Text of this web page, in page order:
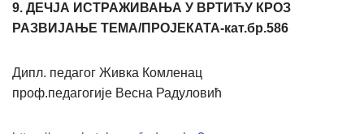
9. ДЕЧЈА ИСТРАЖИВАЊА У ВРТИЋУ КРОЗ
РАЗВИЈАЊЕ ТЕМА/ПРОЈЕКАТА-кат.бр.586
Дипл. педагог Живка Комленац
проф.педагогије Весна Радуловић